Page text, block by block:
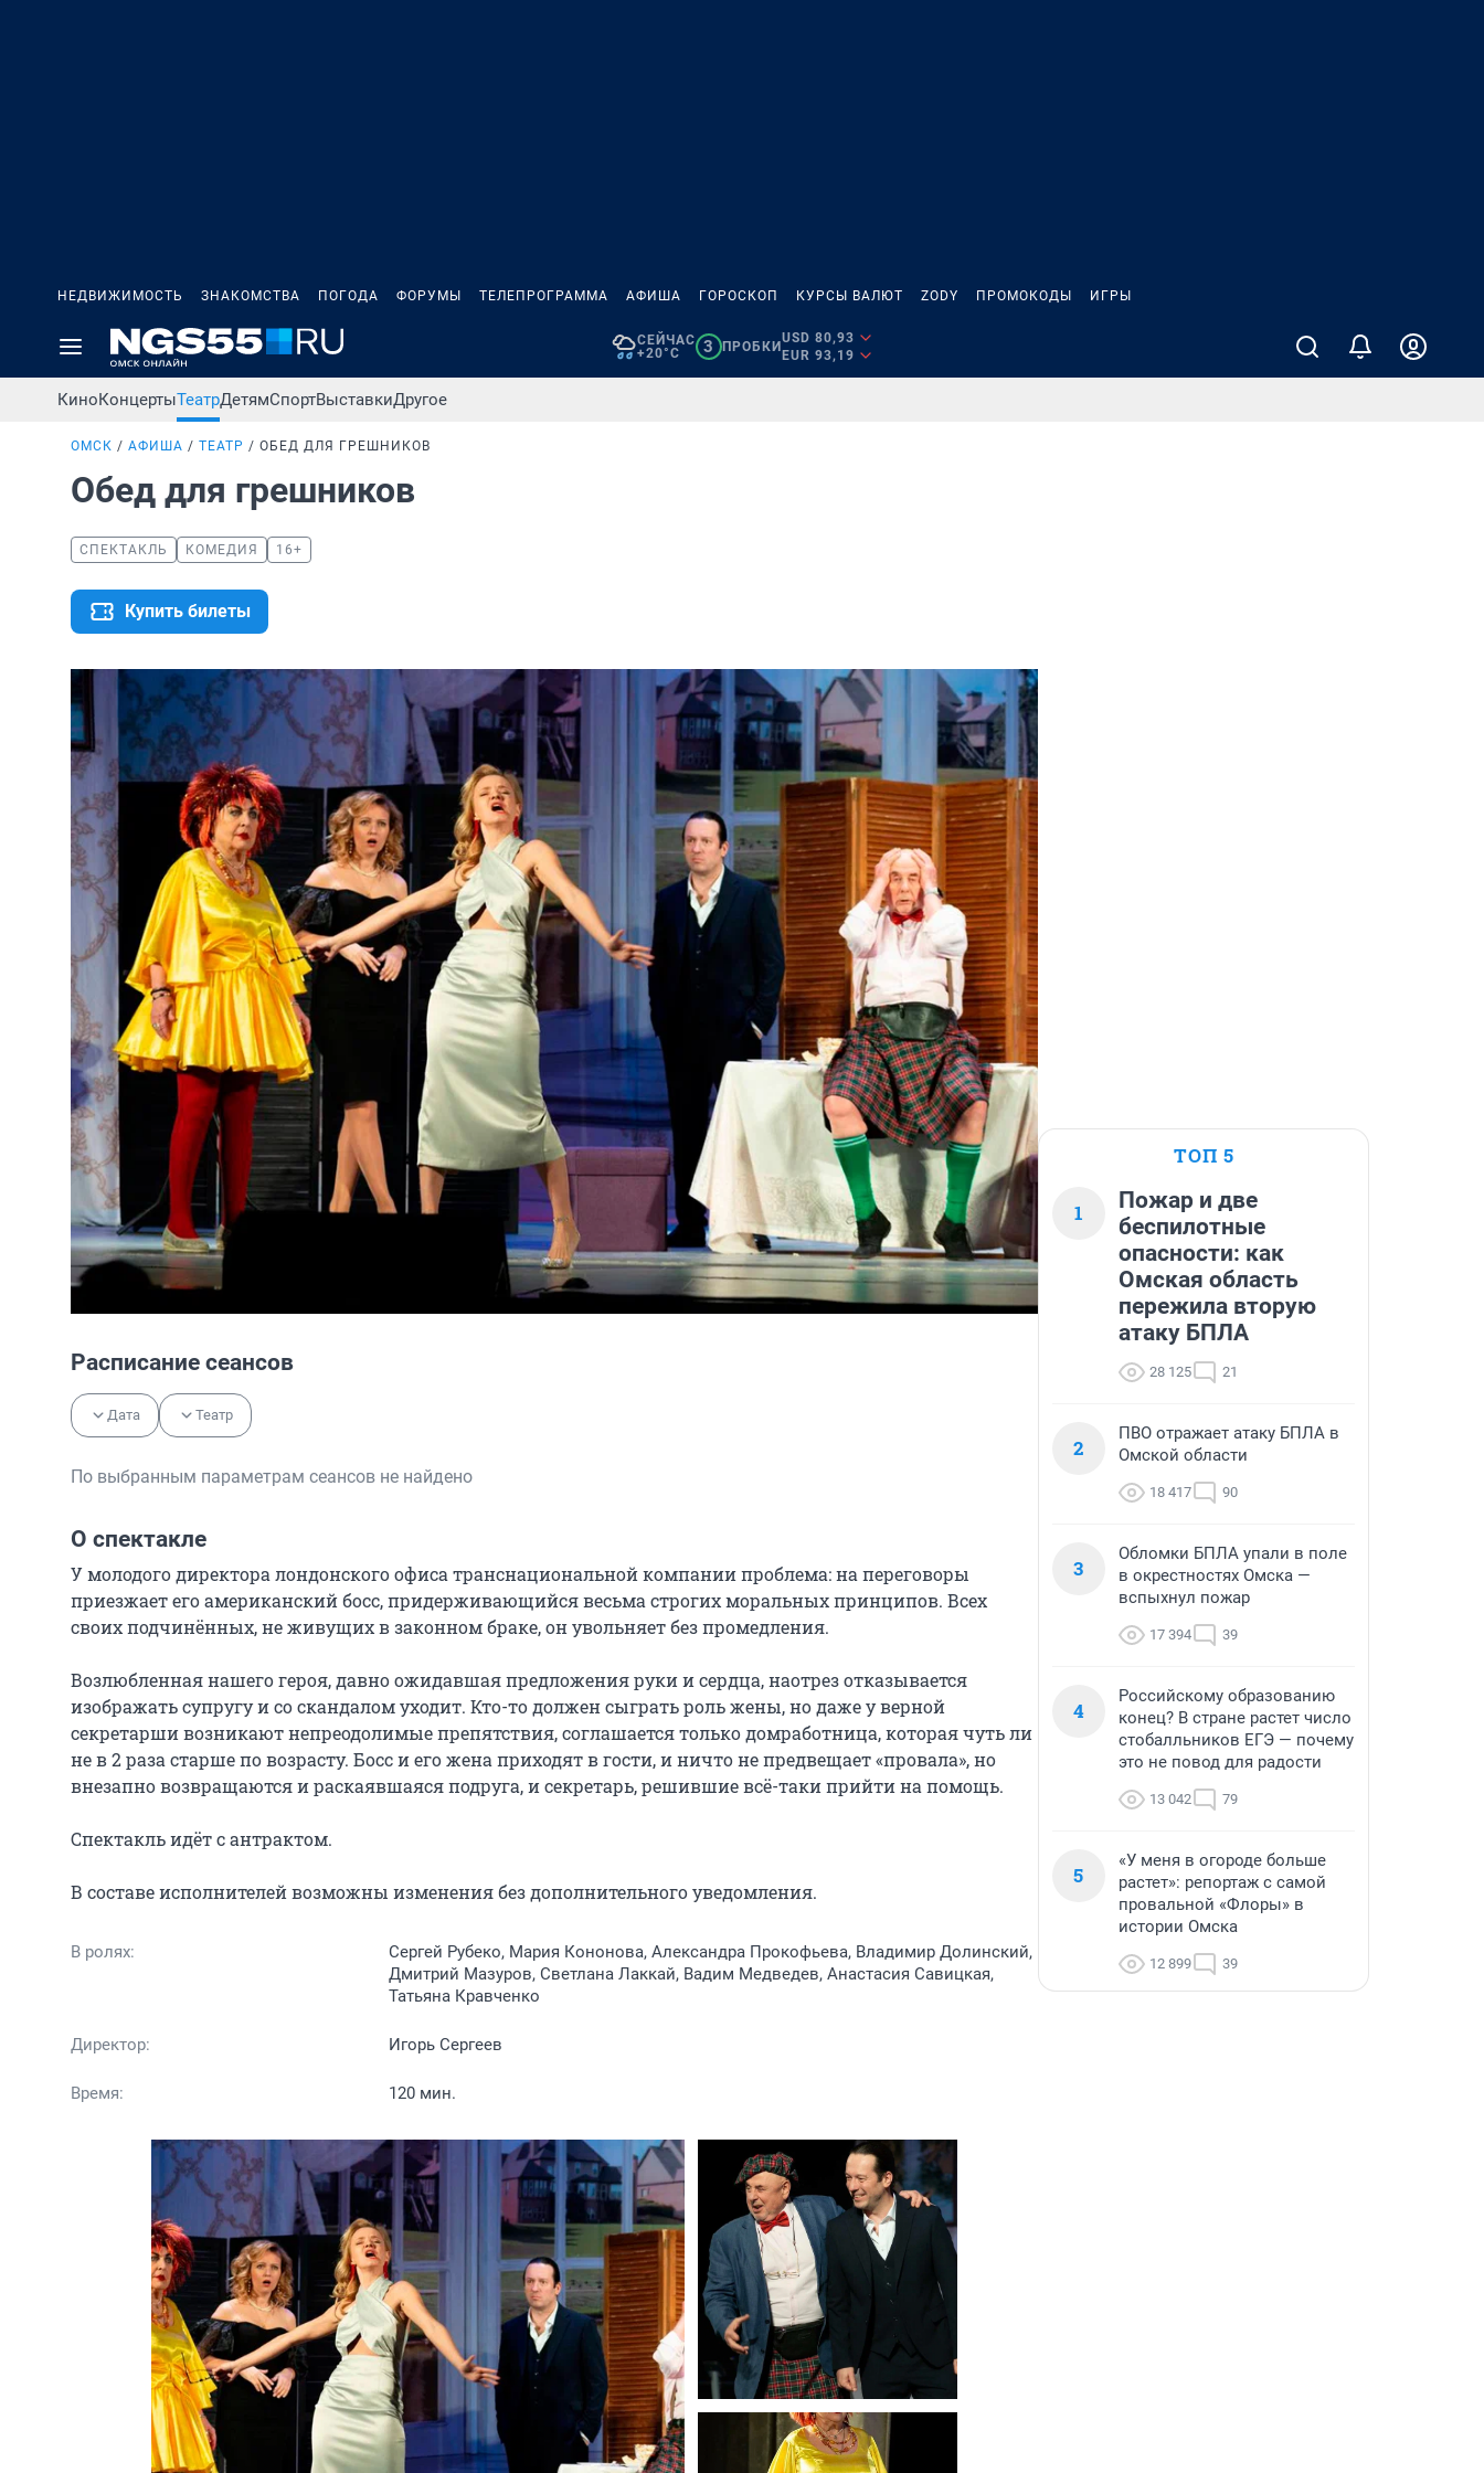
НЕДВИЖИМОСТЬ ЗНАКОМСТВА ПОГОДА ФОРУМЫ ТЕЛЕПРОГРАММА АФИША ГОРОСКОП КУРСЫ ВАЛЮТ ZODY ПРОМОКОДЫ ИГРЫ
СЕЙЧАС
+20°C
3 ПРОБКИ
USD 80,93
EUR 93,19
КиноКонцертыТеатрДетямСпортВыставкиДругое
ОМСК АФИША ТЕАТР ОБЕД ДЛЯ ГРЕШНИКОВ
Обед для грешников
СПЕКТАКЛЬ КОМЕДИЯ 16+
Купить билеты
Расписание сеансов
Дата Театр
По выбранным параметрам сеансов не найдено
О спектакле
У молодого директора лондонского офиса транснациональной компании проблема: на переговоры
приезжает его американский босс, придерживающийся весьма строгих моральных принципов. Всех
своих подчинённых, не живущих в законном браке, он увольняет без промедления.
Возлюбленная нашего героя, давно ожидавшая предложения руки и сердца, наотрез отказывается
изображать супругу и со скандалом уходит. Кто-то должен сыграть роль жены, но даже у верной
секретарши возникают непреодолимые препятствия, соглашается только домработница, которая чуть ли
не в 2 раза старше по возрасту. Босс и его жена приходят в гости, и ничто не предвещает «провала», но
внезапно возвращаются и раскаявшаяся подруга, и секретарь, решившие всё-таки прийти на помощь.
Спектакль идёт с антрактом.
В составе исполнителей возможны изменения без дополнительного уведомления.
В ролях:
Сергей Рубеко, Мария Кононова, Александра Прокофьева, Владимир Долинский,
Дмитрий Мазуров, Светлана Лаккай, Вадим Медведев, Анастасия Савицкая,
Татьяна Кравченко
Директор: Игорь Сергеев
Время: 120 мин.
ТОП 5
1
Пожар и две
беспилотные
опасности: как
Омская область
пережила вторую
атаку БПЛА
28 125 21
2
ПВО отражает атаку БПЛА в
Омской области
18 417 90
3
Обломки БПЛА упали в поле
в окрестностях Омска —
вспыхнул пожар
17 394 39
4
Российскому образованию
конец? В стране растет число
стобалльников ЕГЭ — почему
это не повод для радости
13 042 79
5
«У меня в огороде больше
растет»: репортаж с самой
провальной «Флоры» в
истории Омска
12 899 39